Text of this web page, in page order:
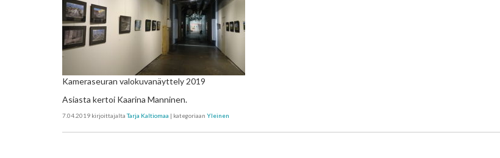
Kameraseuran valokuvanäyttely 2019
Asiasta kertoi Kaarina Manninen.
7.04.2019 kirjoittajaltaTarja Kaltiomaa | kategoriaan Yleinen